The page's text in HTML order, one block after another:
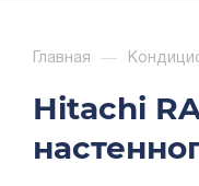
Главная —
Hitachi